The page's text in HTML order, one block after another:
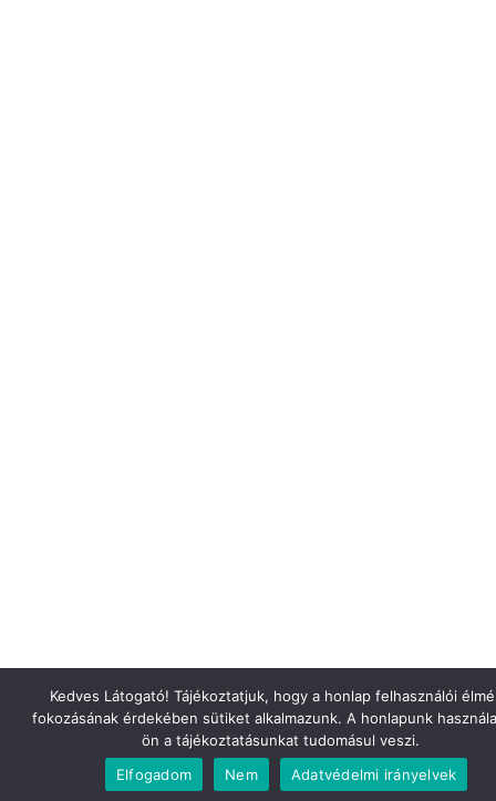
Kedves Látogató! Tájékoztatjuk, hogy a honlap felhasználói
fokozásának érdekében sütiket alkalmazunk. A honlapunk
ön a tájékoztatásunkat tudomásul veszi.
Elfogadom
Nem Adatvédelmi irányelvek